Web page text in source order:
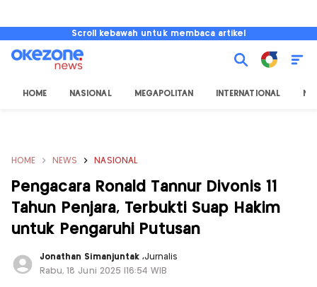
Scroll kebawah untuk membaca artikel
HOME NASIONAL MEGAPOLITAN INTERNATIONAL
HOME NEWS NASIONAL
Pengacara Ronald Tannur Divonis 11
Tahun Penjara, Terbukti Suap Hakim
untuk Pengaruhi Putusan
Jonathan Simanjuntak,Jurnalis
Rabu, 18 Juni 2025 |16:54 WIB